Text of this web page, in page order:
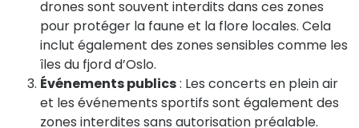
drones sont souvent interdits dans ces zones
pour protéger la faune et la flore locales. Cela
inclut également des zones sensibles comme les
îles du fjord d’Oslo.
Événements publics: Les concerts en plein air
et les événements sportifs sont également des
zones interdites sans autorisation préalable.